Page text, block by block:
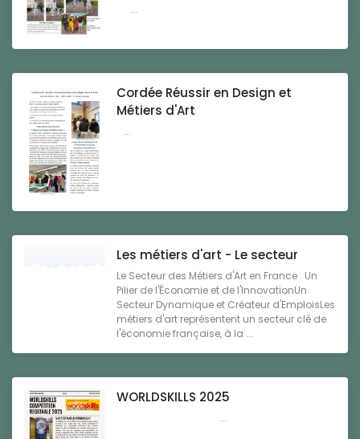
...
Cordée Réussir en Design et
Métiers d'Art
...
Les métiers d'art - Le secteur
Le Secteur des Métiers d'Art en France : Un
Pilier de l'Économie et de l'InnovationUn
Secteur Dynamique et Créateur d'EmploisLes
métiers d'art représentent un secteur clé de
l'économie française, à la ...
WORLDSKILLS 2025
...